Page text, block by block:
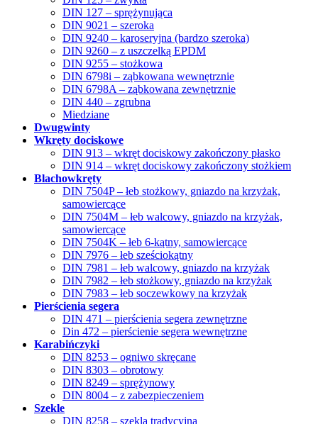
DIN 127 – sprężynująca
DIN 9021 – szeroka
DIN 9240 – karoseryjna (bardzo szeroka)
DIN 9260 – z uszczelką EPDM
DIN 9255 – stożkowa
DIN 6798i – ząbkowana wewnętrznie
DIN 6798A – ząbkowana zewnętrznie
DIN 440 – zgrubna
Miedziane
Dwugwinty
Wkręty dociskowe
DIN 913 – wkręt dociskowy zakończony płasko
DIN 914 – wkręt dociskowy zakończony stożkiem
Blachowkręty
DIN 7504P – łeb stożkowy, gniazdo na krzyżak,
samowiercące
DIN 7504M – łeb walcowy, gniazdo na krzyżak,
samowiercące
DIN 7504K – łeb 6-kątny, samowiercące
DIN 7976 – łeb sześciokątny
DIN 7981 – łeb walcowy, gniazdo na krzyżak
DIN 7982 – łeb stożkowy, gniazdo na krzyżak
DIN 7983 – łeb soczewkowy na krzyżak
Pierścienia segera
DIN 471 – pierścienia segera zewnętrzne
Din 472 – pierścienie segera wewnętrzne
Karabińczyki
DIN 8253 – ogniwo skręcane
DIN 8303 – obrotowy
DIN 8249 – sprężynowy
DIN 8004 – z zabezpieczeniem
Szekle
DIN 8258 – szekla tradycyjna